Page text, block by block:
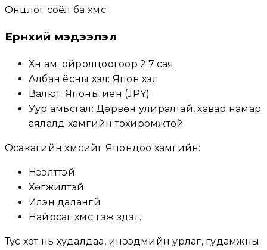
Онцлог соёл ба хүмүүс
Ерөнхий мэдээлэл
Хүн ам: ойролцоогоор 2.7 сая
Албан ёсны хэл: Япон хэл
Валют: Японы иен (JPY)
Уур амьсгал: Дөрвөн улиралтай, хавар намар
аялалд хамгийн тохиромжтой
Осакагийн хүмүүсийг Япондоо хамгийн:
Нээлттэй
Хөгжилтэй
Илэн далангүй
Найрсаг хүмүүс гэж үздэг.
Тус хот нь худалдаа, инээдмийн урлаг, гудамжны